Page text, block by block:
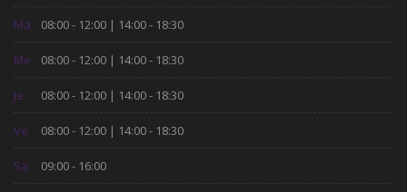
Ma 08:00 - 12:00 | 14:00 - 18:30
Me 08:00 - 12:00 | 14:00 - 18:30
Je 08:00 - 12:00 | 14:00 - 18:30
Ve 08:00 - 12:00 | 14:00 - 18:30
Sa 09:00 - 16:00